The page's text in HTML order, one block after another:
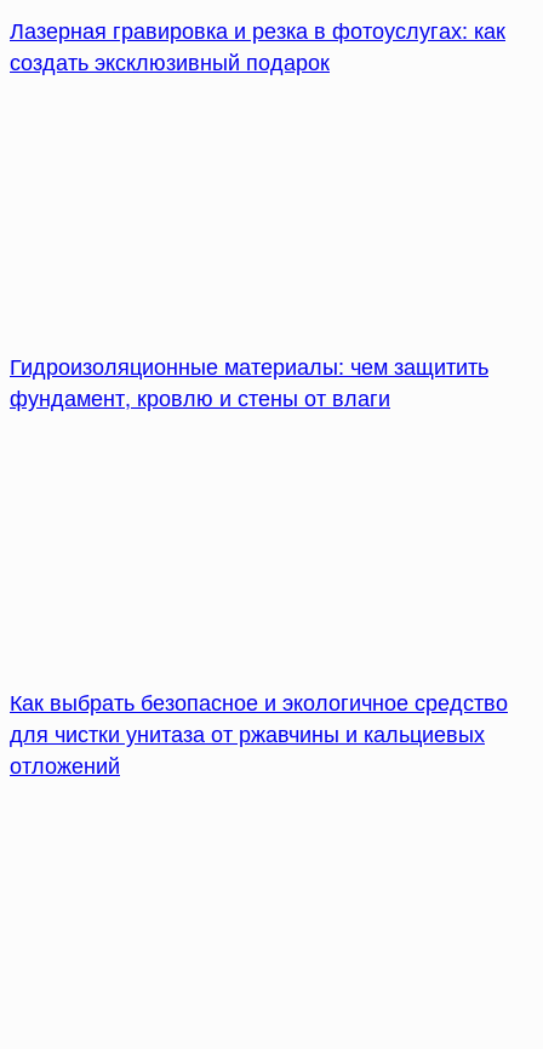
Лазерная гравировка и резка в фотоуслугах: как
создать эксклюзивный подарок
Гидроизоляционные материалы: чем защитить
фундамент, кровлю и стены от влаги
Как выбрать безопасное и экологичное средство
для чистки унитаза от ржавчины и кальциевых
отложений